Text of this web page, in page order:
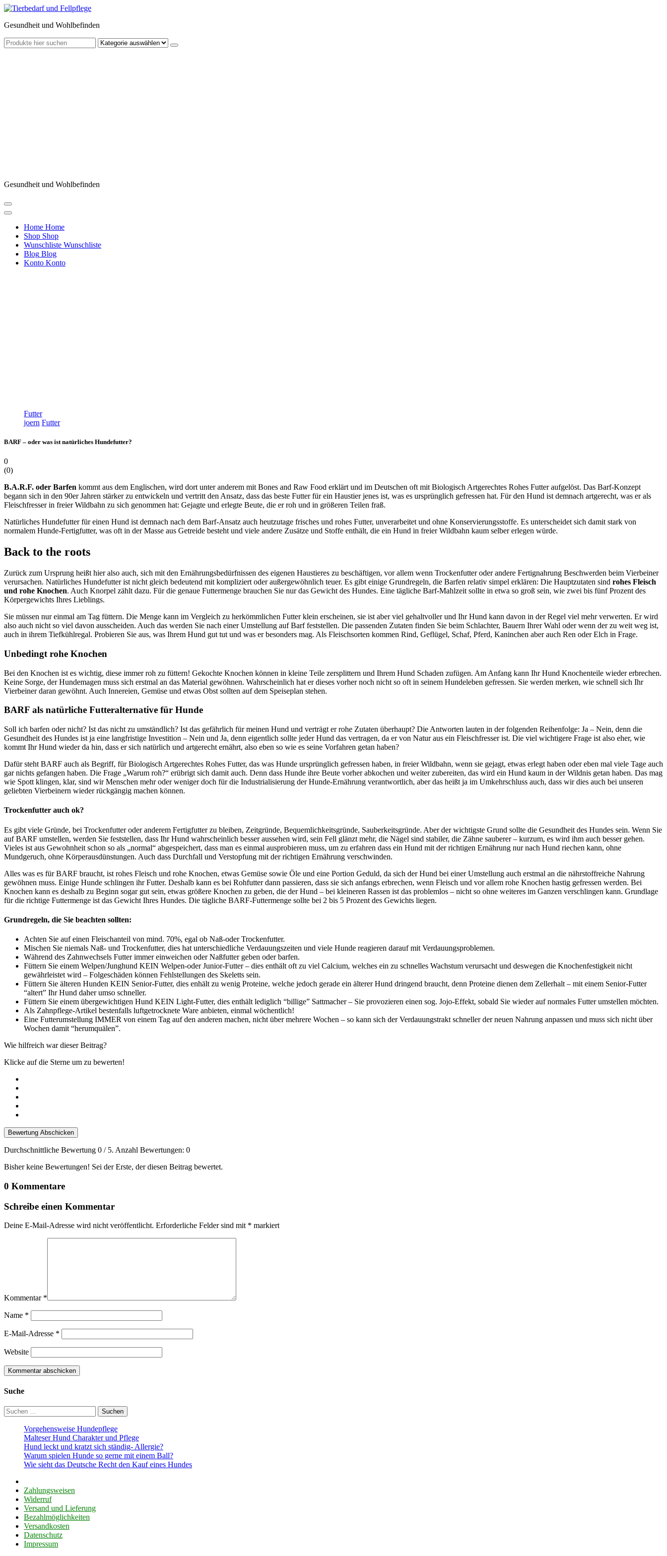
Zum
springen
Gesundheit und Wohlbefinden
Gesundheit und Wohlbefinden
Home Home
Shop Shop
Wunschliste Wunschliste
Blog Blog
Konto Konto
Futter
joern Futter
BARF – oder was ist natürliches Hundefutter?
0
(0)
B.A.R.F. oder Barfen kommt aus dem Englischen, wird dort unter anderem mit Bones and Raw Food erklärt und im Deutschen oft mit Biologisch Artgerechtes Rohes Futter aufgelöst. Das Barf-Konzept
begann sich in den 90er Jahren stärker zu entwickeln und vertritt den Ansatz, dass das beste Futter für ein Haustier jenes ist, was es ursprünglich gefressen hat. Für den Hund ist demnach artgerecht, was er als
Fleischfresser in freier Wildbahn zu sich genommen hat: Gejagte und erlegte Beute, die er roh und in größeren Teilen fraß.
Natürliches Hundefutter für einen Hund ist demnach nach dem Barf-Ansatz auch heutzutage frisches und rohes Futter, unverarbeitet und ohne Konservierungsstoffe. Es unterscheidet sich damit stark von
normalem Hunde-Fertigfutter, was oft in der Masse aus Getreide besteht und viele andere Zusätze und Stoffe enthält, die ein Hund in freier Wildbahn kaum selber erlegen würde.
Back to the roots
Zurück zum Ursprung heißt hier also auch, sich mit den Ernährungsbedürfnissen des eigenen Haustieres zu beschäftigen, vor allem wenn Trockenfutter oder andere Fertignahrung Beschwerden beim Vierbeiner
verursachen. Natürliches Hundefutter ist nicht gleich bedeutend mit kompliziert oder außergewöhnlich teuer. Es gibt einige Grundregeln, die Barfen relativ simpel erklären: Die Hauptzutaten sind rohes Fleisch
und rohe Knochen. Auch Knorpel zählt dazu. Für die genaue Futtermenge brauchen Sie nur das Gewicht des Hundes. Eine tägliche Barf-Mahlzeit sollte in etwa so groß sein, wie zwei bis fünf Prozent des
Körpergewichts Ihres Lieblings.
Sie müssen nur einmal am Tag füttern. Die Menge kann im Vergleich zu herkömmlichen Futter klein erscheinen, sie ist aber viel gehaltvoller und Ihr Hund kann davon in der Regel viel mehr verwerten. Er wird
also auch nicht so viel davon ausscheiden. Auch das werden Sie nach einer Umstellung auf Barf feststellen. Die passenden Zutaten finden Sie beim Schlachter, Bauern Ihrer Wahl oder wenn der zu weit weg ist,
auch in ihrem Tiefkühlregal. Probieren Sie aus, was Ihrem Hund gut tut und was er besonders mag. Als Fleischsorten kommen Rind, Geflügel, Schaf, Pferd, Kaninchen aber auch Ren oder Elch in Frage.
Unbedingt rohe Knochen
Bei den Knochen ist es wichtig, diese immer roh zu füttern! Gekochte Knochen können in kleine Teile zersplittern und Ihrem Hund Schaden zufügen. Am Anfang kann Ihr Hund Knochenteile wieder erbrechen.
Keine Sorge, der Hundemagen muss sich erstmal an das Material gewöhnen. Wahrscheinlich hat er dieses vorher noch nicht so oft in seinem Hundeleben gefressen. Sie werden merken, wie schnell sich Ihr
Vierbeiner daran gewöhnt. Auch Innereien, Gemüse und etwas Obst sollten auf dem Speiseplan stehen.
BARF als natürliche Futteralternative für Hunde
Soll ich barfen oder nicht? Ist das nicht zu umständlich? Ist das gefährlich für meinen Hund und verträgt er rohe Zutaten überhaupt? Die Antworten lauten in der folgenden Reihenfolge: Ja – Nein, denn die
Gesundheit des Hundes ist ja eine langfristige Investition – Nein und Ja, denn eigentlich sollte jeder Hund das vertragen, da er von Natur aus ein Fleischfresser ist. Die viel wichtigere Frage ist also eher, wie
kommt Ihr Hund wieder da hin, dass er sich natürlich und artgerecht ernährt, also eben so wie es seine Vorfahren getan haben?
Dafür steht BARF auch als Begriff, für Biologisch Artgerechtes Rohes Futter, das was Hunde ursprünglich gefressen haben, in freier Wildbahn, wenn sie gejagt, etwas erlegt haben oder eben mal viele Tage auch
gar nichts gefangen haben. Die Frage „Warum roh?“ erübrigt sich damit auch. Denn dass Hunde ihre Beute vorher abkochen und weiter zubereiten, das wird ein Hund kaum in der Wildnis getan haben. Das mag
wie Spott klingen, klar, sind wir Menschen mehr oder weniger doch für die Industrialisierung der Hunde-Ernährung verantwortlich, aber das heißt ja im Umkehrschluss auch, dass wir dies auch bei unseren
geliebten Vierbeinern wieder rückgängig machen können.
Trockenfutter auch ok?
Es gibt viele Gründe, bei Trockenfutter oder anderem Fertigfutter zu bleiben, Zeitgründe, Bequemlichkeitsgründe, Sauberkeitsgründe. Aber der wichtigste Grund sollte die Gesundheit des Hundes sein. Wenn Sie
auf BARF umstellen, werden Sie feststellen, dass Ihr Hund wahrscheinlich besser aussehen wird, sein Fell glänzt mehr, die Nägel sind stabiler, die Zähne sauberer – kurzum, es wird ihm auch besser gehen.
Vieles ist aus Gewohnheit schon so als „normal“ abgespeichert, dass man es einmal ausprobieren muss, um zu erfahren dass ein Hund mit der richtigen Ernährung nur nach Hund riechen kann, ohne
Mundgeruch, ohne Körperausdünstungen. Auch dass Durchfall und Verstopfung mit der richtigen Ernährung verschwinden.
Alles was es für BARF braucht, ist rohes Fleisch und rohe Knochen, etwas Gemüse sowie Öle und eine Portion Geduld, da sich der Hund bei einer Umstellung auch erstmal an die nährstoffreiche Nahrung
gewöhnen muss. Einige Hunde schlingen ihr Futter. Deshalb kann es bei Rohfutter dann passieren, dass sie sich anfangs erbrechen, wenn Fleisch und vor allem rohe Knochen hastig gefressen werden. Bei
Knochen kann es deshalb zu Beginn sogar gut sein, etwas größere Knochen zu geben, die der Hund – bei kleineren Rassen ist das problemlos – nicht so ohne weiteres im Ganzen verschlingen kann. Grundlage
für die richtige Futtermenge ist das Gewicht Ihres Hundes. Die tägliche BARF-Futtermenge sollte bei 2 bis 5 Prozent des Gewichts liegen.
Grundregeln, die Sie beachten sollten:
Achten Sie auf einen Fleischanteil von mind. 70%, egal ob Naß-oder Trockenfutter.
Mischen Sie niemals Naß- und Trockenfutter, dies hat unterschiedliche Verdauungszeiten und viele Hunde reagieren darauf mit Verdauungsproblemen.
Während des Zahnwechsels Futter immer einweichen oder Naßfutter geben oder barfen.
Füttern Sie einem Welpen/Junghund KEIN Welpen-oder Junior-Futter – dies enthält oft zu viel Calcium, welches ein zu schnelles Wachstum verursacht und deswegen die Knochenfestigkeit nicht
gewährleistet wird – Folgeschäden können Fehlstellungen des Skeletts sein.
Füttern Sie älteren Hunden KEIN Senior-Futter, dies enhält zu wenig Proteine, welche jedoch gerade ein älterer Hund dringend braucht, denn Proteine dienen dem Zellerhalt – mit einem Senior-Futter
“altert” Ihr Hund daher umso schneller.
Füttern Sie einem übergewichtigen Hund KEIN Light-Futter, dies enthält lediglich “billige” Sattmacher – Sie provozieren einen sog. Jojo-Effekt, sobald Sie wieder auf normales Futter umstellen möchten.
Als Zahnpflege-Artikel bestenfalls luftgetrocknete Ware anbieten, einmal wöchentlich!
Eine Futterumstellung IMMER von einem Tag auf den anderen machen, nicht über mehrere Wochen – so kann sich der Verdauungstrakt schneller der neuen Nahrung anpassen und muss sich nicht über
Wochen damit “herumquälen”.
Wie hilfreich war dieser Beitrag?
Klicke auf die Sterne um zu bewerten!
Bewertung Abschicken
Durchschnittliche Bewertung 0 / 5. Anzahl Bewertungen: 0
Bisher keine Bewertungen! Sei der Erste, der diesen Beitrag bewertet.
0 Kommentare
Schreibe einen Kommentar
Deine E-Mail-Adresse wird nicht veröffentlicht. Erforderliche Felder sind mit * markiert
Kommentar *
Name *
E-Mail-Adresse *
Website
Suche
Suchen
nach:
Vorgehensweise Hundepflege
Malteser Hund Charakter und Pflege
Hund leckt und kratzt sich ständig- Allergie?
Warum spielen Hunde so gerne mit einem Ball?
Wie sieht das Deutsche Recht den Kauf eines Hundes
Zahlungsweisen
Widerruf
Versand und Lieferung
Bezahlmöglichkeiten
Versandkosten
Datenschutz
Impressum